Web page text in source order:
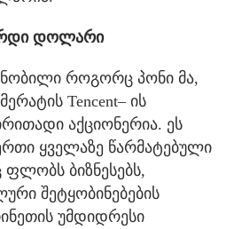
დოლარი
როგორც პონი მა,
Tencent– ის
აქციონერია. ეს
ყველაზე წარმატებული
ბიზნესებს,
შეტყობინებების
უმდიდრესი